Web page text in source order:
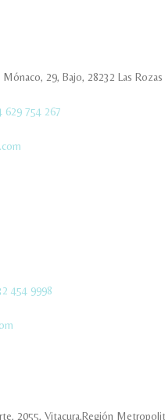
29, Bajo, 28232 Las
629 754 267
454 9998
2055, Vitacura,Región